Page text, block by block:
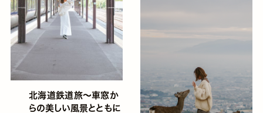
北海道鉄道旅～車窓か
らの美しい風景とともに